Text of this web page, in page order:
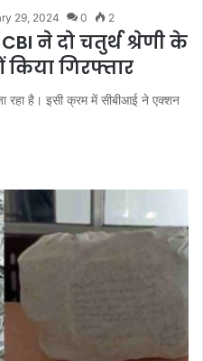
29, 2024 0 2
ने दो चतुर्थ श्रेणी के
किया गिरफ्तार
रहा है। इसी क्रम में सीबीआई ने एक्शन